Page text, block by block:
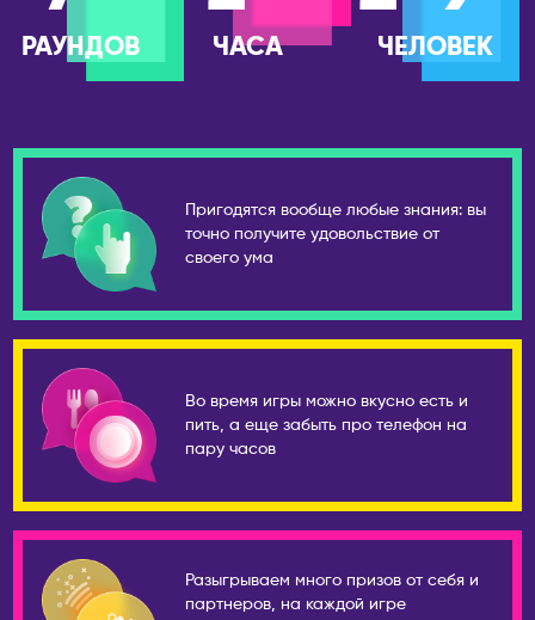
Сочи
Стерлитамак
Ступино
Сургут
Сыктывкар
Тверь
Тольятти
Томск
Тула
Тюмень
Уссурийск
Уфа
ПОРТУГАЛИЯ
Инчхон
Сеул
США
Нью-Йорк
ТАИЛАНД
РАУНДОВ ЧАСА ЧЕЛОВЕК
Пригодятся вообще любые знания: вы
точно получите удовольствие от
своего ума
Во время игры можно вкусно есть и
пить, а еще забыть про телефон на
пару часов
Разыгрываем много призов от себя и
партнеров, на каждой игре